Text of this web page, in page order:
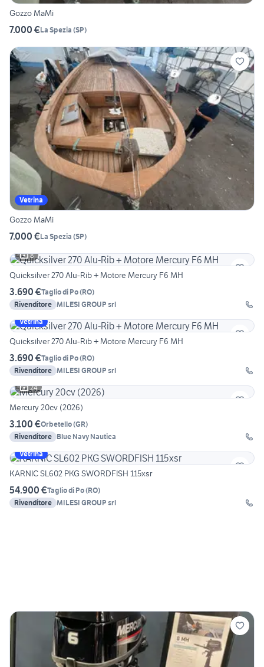
Gozzo MaMi
7.000 €La Spezia (SP)
Vetrina
Gozzo MaMi
7.000 €La Spezia (SP)
8
Quicksilver 270 Alu-Rib + Motore Mercury F6 MH
3.690 €Taglio di Po(RO)
Rivenditore MILESI GROUP srl
Vetrina
Quicksilver 270 Alu-Rib + Motore Mercury F6 MH
3.690 €Taglio di Po(RO)
Rivenditore MILESI GROUP srl
24
Mercury 20cv (2026)
3.100 €Orbetello(GR)
Rivenditore Blue Navy Nautica
Vetrina
KARNIC SL602 PKG SWORDFISH 115xsr
54.900 €Taglio di Po(RO)
Rivenditore MILESI GROUP srl